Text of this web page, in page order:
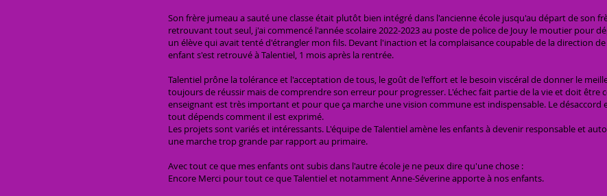
Son frère jumeau a sauté une classe était plutôt bien intégré dans l'ancienne école jusqu'au départ de son
retrouvant tout seul, j'ai commencé l'année scolaire 2022-2023 au poste de police de Jouy le moutier pour
un élève qui avait tenté d'étrangler mon fils. Devant l'inaction et la complaisance coupable de la direction
enfant s'est retrouvé à Talentiel, 1 mois après la rentrée.
Talentiel prône la tolérance et l'acceptation de tous, le goût de l'effort et le besoin viscéral de donner le
toujours de réussir mais de comprendre son erreur pour progresser. L'échec fait partie de la vie et doit être
enseignant est très important et pour que ça marche une vision commune est indispensable. Le désaccord
tout dépends comment il est exprimé.
Les projets sont variés et intéressants. L'équipe de Talentiel amène les enfants à devenir responsable et
une marche trop grande par rapport au primaire.
Avec tout ce que mes enfants ont subis dans l'autre école je ne peux dire qu'une chose :
Encore Merci pour tout ce que Talentiel et notamment Anne-Séverine apporte à nos enfants.